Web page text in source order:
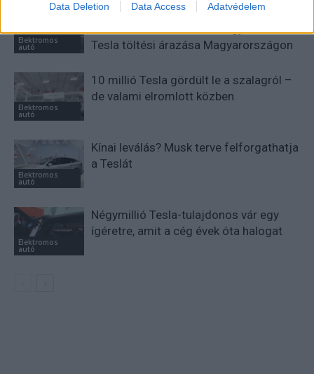
Data Deletion Data Access Adatvédelem
Elektromos
autó
Csúcsidőn kívül 80 Ft/kWh,
csúcsidőben 200 Ft/kWh: így alakul át a
Tesla töltési árazása Magyarországon
Elektromos
autó
10 millió Tesla gördült le a szalagról –
de valami elromlott közben
Elektromos
autó
Kínai leválás? Musk terve felforgathatja
a Teslát
Elektromos
autó
Négymillió Tesla-tulajdonos vár egy
ígéretre, amit a cég évek óta halogat